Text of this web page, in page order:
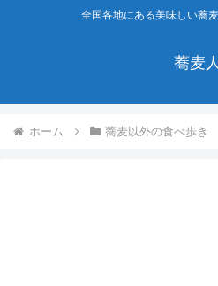
全国各地にある美味しい蕎
蕎麦人
ホーム 蕎麦以外の食べ歩き